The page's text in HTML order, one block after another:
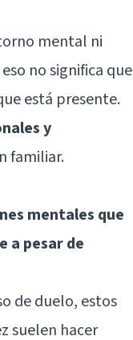
mental ni
no significa que
está presente.
y
familiar.
mentales que
a pesar de
de duelo, estos
suelen hacer